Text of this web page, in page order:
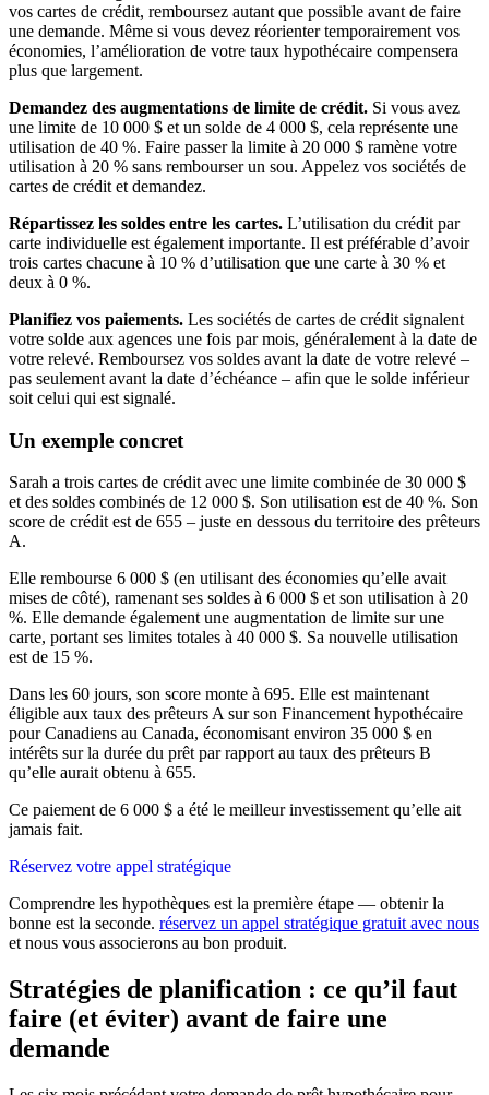
vos cartes de crédit, remboursez autant que possible avant de faire
une demande. Même si vous devez réorienter temporairement vos
économies, l’amélioration de votre taux hypothécaire compensera
plus que largement.
Demandez des augmentations de limite de crédit. Si vous avez
une limite de 10 000 $ et un solde de 4 000 $, cela représente une
utilisation de 40 %. Faire passer la limite à 20 000 $ ramène votre
utilisation à 20 % sans rembourser un sou. Appelez vos sociétés de
cartes de crédit et demandez.
Répartissez les soldes entre les cartes. L’utilisation du crédit par
carte individuelle est également importante. Il est préférable d’avoir
trois cartes chacune à 10 % d’utilisation que une carte à 30 % et
deux à 0 %.
Planifiez vos paiements. Les sociétés de cartes de crédit signalent
votre solde aux agences une fois par mois, généralement à la date de
votre relevé. Remboursez vos soldes avant la date de votre relevé –
pas seulement avant la date d’échéance – afin que le solde inférieur
soit celui qui est signalé.
Un exemple concret
Sarah a trois cartes de crédit avec une limite combinée de 30 000 $
et des soldes combinés de 12 000 $. Son utilisation est de 40 %. Son
score de crédit est de 655 – juste en dessous du territoire des prêteurs
A.
Elle rembourse 6 000 $ (en utilisant des économies qu’elle avait
mises de côté), ramenant ses soldes à 6 000 $ et son utilisation à 20
%. Elle demande également une augmentation de limite sur une
carte, portant ses limites totales à 40 000 $. Sa nouvelle utilisation
est de 15 %.
Dans les 60 jours, son score monte à 695. Elle est maintenant
éligible aux taux des prêteurs A sur son Financement hypothécaire
pour Canadiens au Canada, économisant environ 35 000 $ en
intérêts sur la durée du prêt par rapport au taux des prêteurs B
qu’elle aurait obtenu à 655.
Ce paiement de 6 000 $ a été le meilleur investissement qu’elle ait
jamais fait.
Réservez votre appel stratégique
Comprendre les hypothèques est la première étape — obtenir la
bonne est la seconde. réservez un appel stratégique gratuit avec nous
et nous vous associerons au bon produit.
Stratégies de planification : ce qu’il faut
faire (et éviter) avant de faire une
demande